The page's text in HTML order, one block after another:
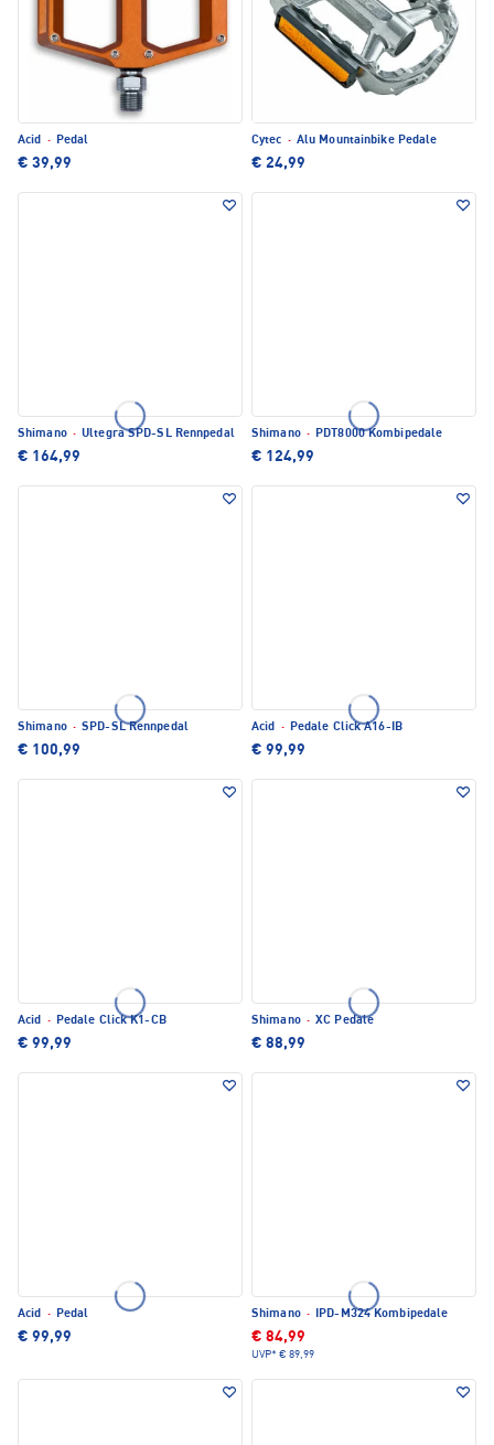
Acid · Pedal
€ 39,99
Cytec · Alu Mountainbike Pedale
€ 24,99
Shimano · Ultegra SPD-SL Rennpedal
€ 164,99
Shimano · PDT8000 Kombipedale
€ 124,99
Shimano · SPD-SL Rennpedal
€ 100,99
Acid · Pedale Click A16-IB
€ 99,99
Acid · Pedale Click K1-CB
€ 99,99
Shimano · XC Pedale
€ 88,99
Acid · Pedal
€ 99,99
Shimano · IPD-M324 Kombipedale
€ 84,99
UVP* € 89,99